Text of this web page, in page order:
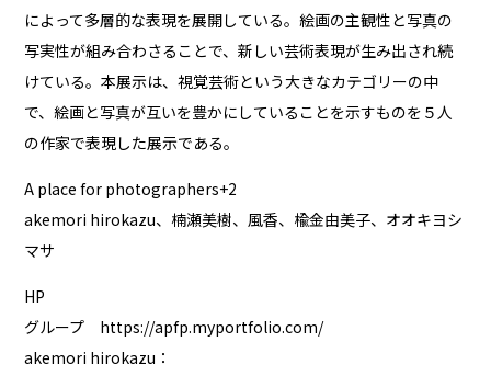
によって多層的な表現を展開している。絵画の主観性と写真の
写実性が組み合わさることで、新しい芸術表現が生み出され続
けている。本展示は、視覚芸術という大きなカテゴリーの中
で、絵画と写真が互いを豊かにしていることを示すものを５人
の作家で表現した展示である。
A place for photographers+2
akemori hirokazu、楠瀬美樹、風香、楡金由美子、オオキヨシ
マサ
HP
グループ https://apfp.myportfolio.com/
akemori hirokazu：